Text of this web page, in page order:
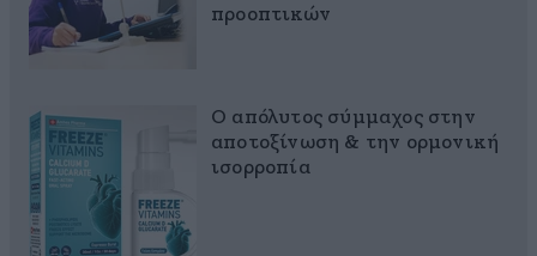
προοπτικών
Ο απόλυτος σύμμαχος στην
αποτοξίνωση & την ορμονική
ισορροπία